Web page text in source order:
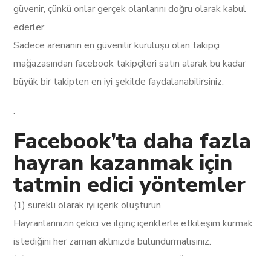
güvenir, çünkü onlar gerçek olanlarını doğru olarak kabul
ederler.
Sadece arenanın en güvenilir kuruluşu olan takipçi
mağazasından facebook takipçileri satın alarak bu kadar
büyük bir takipten en iyi şekilde faydalanabilirsiniz.
.
Facebook’ta daha fazla
hayran kazanmak için
tatmin edici yöntemler
(1) sürekli olarak iyi içerik oluşturun
Hayranlarınızın çekici ve ilginç içeriklerle etkileşim kurmak
istediğini her zaman aklınızda bulundurmalısınız.